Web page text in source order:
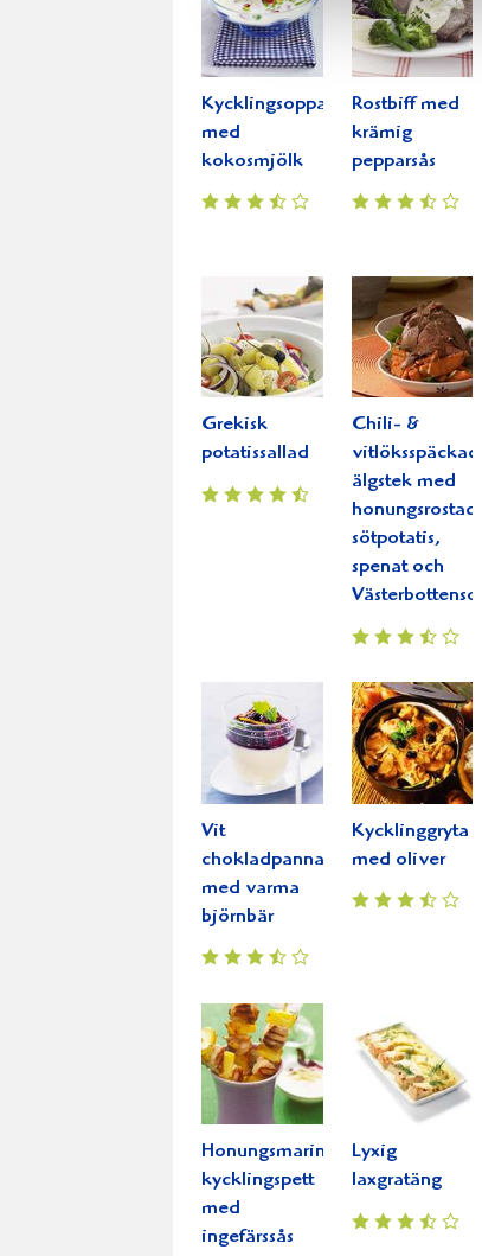
Kycklingsoppa
med
kokosmjölk
Rostbiff med
krämig
pepparsås
Grekisk
potatissallad
Chili- &
vitlöksspäckad
älgstek med
honungsrostad
sötpotatis,
spenat och
Västerbottensost
Vit
chokladpannacotta
med varma
björnbär
Kycklinggryta
med oliver
Honungsmarinerade
kycklingspett
med
ingefärssås
Lyxig
laxgratäng